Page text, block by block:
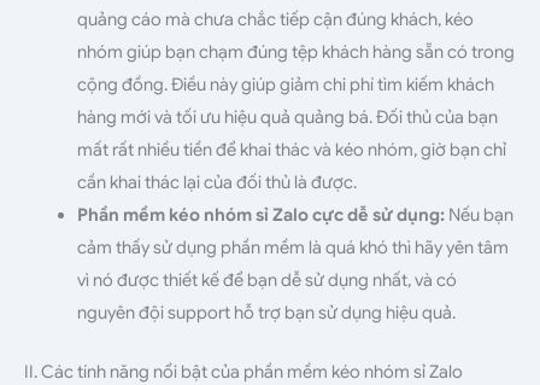
quảng cáo mà chưa chắc tiếp cận đúng khách, kéo
nhóm giúp bạn chạm đúng tệp khách hàng sẵn có trong
cộng đồng. Điều này giúp giảm chi phí tìm kiếm khách
hàng mới và tối ưu hiệu quả quảng bá. Đối thủ của bạn
mất rất nhiều tiền để khai thác và kéo nhóm, giờ bạn chỉ
cần khai thác lại của đối thủ là được.
Phần mềm kéo nhóm sỉ Zalo cực dễ sử dụng:Nếu bạn
cảm thấy sử dụng phần mềm là quá khó thì hãy yên tâm
vì nó được thiết kế để bạn dễ sử dụng nhất, và có
nguyên đội support hỗ trợ bạn sử dụng hiệu quả.
II. Các tính năng nổi bật của phần mềm kéo nhóm sỉ Zalo